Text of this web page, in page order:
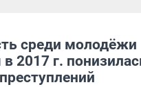
среди молодёжи
2017 г.